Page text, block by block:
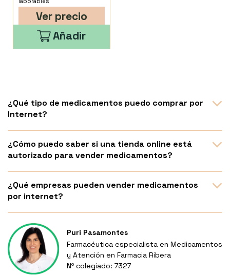
Ver precio
Añadir
¿Qué tipo de medicamentos puedo comprar por
Internet?
¿Cómo puedo saber si una tienda online está
autorizado para vender medicamentos?
¿Qué empresas pueden vender medicamentos
por internet?
Puri Pasamontes
Farmacéutica especialista en Medicamentos
y Atención en Farmacia Ribera
Nº colegiado: 7327